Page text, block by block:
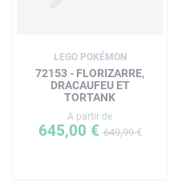
LEGO POKÉMON
72153 - FLORIZARRE,
DRACAUFEU ET
TORTANK
A partir de
645,00 €649,99 €